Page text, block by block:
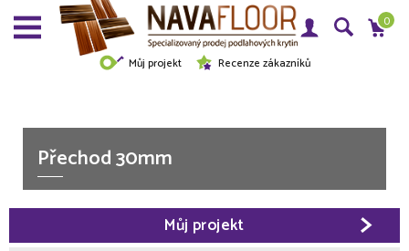
Můj projekt Recenze zákazníků
0
Přechod 30mm
Můj projekt